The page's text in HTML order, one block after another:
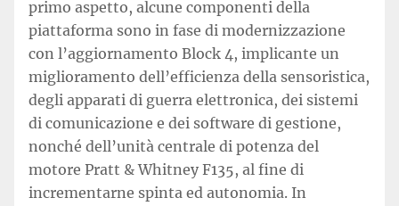
primo aspetto, alcune componenti della
piattaforma sono in fase di modernizzazione
con l’aggiornamento Block 4, implicante un
miglioramento dell’efficienza della sensoristica,
degli apparati di guerra elettronica, dei sistemi
di comunicazione e dei software di gestione,
nonché dell’unità centrale di potenza del
motore Pratt & Whitney F135, al fine di
incrementarne spinta ed autonomia. In